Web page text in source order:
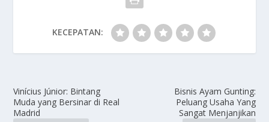
KECEPATAN:
Vinícius Júnior: Bintang
Muda yang Bersinar di Real
Madrid
Bisnis Ayam Gunting:
Peluang Usaha Yang
Sangat Menjanjikan